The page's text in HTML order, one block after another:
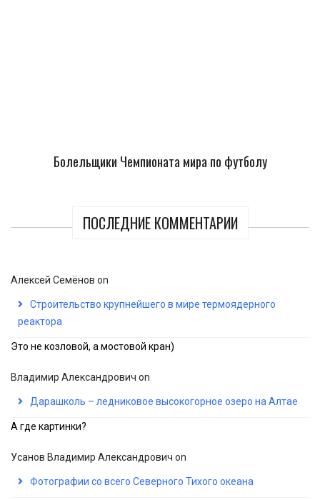
Болельщики Чемпионата мира по футболу
ПОСЛЕДНИЕ КОММЕНТАРИИ
Алексей Семёнов on
Строительство крупнейшего в мире термоядерного
реактора
Это не козловой, а мостовой кран)
Владимир Александрович on
Дарашколь – ледниковое высокогорное озеро на Алтае
А где картинки?
Усанов Владимир Александрович on
Фотографии со всего Северного Тихого океана